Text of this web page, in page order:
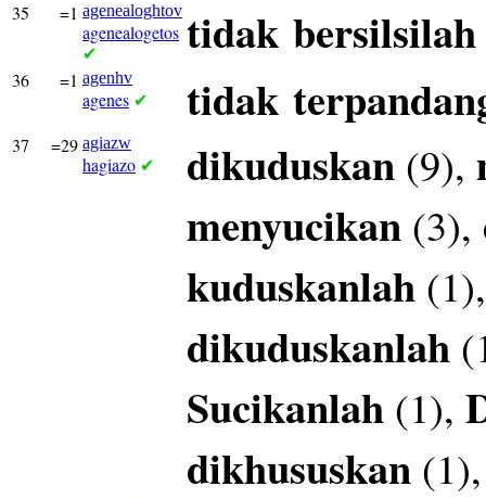
35 =1 agenealoghtov
agenealogetos
✔ tidak bersilsilah
36 =1 agenhv
agenes ✔ tidak
37 =29 agiazw
hagiazo ✔ dikuduskan (9),
menyucikan (3),
kuduskanlah
dikuduskanlah
Sucikanlah (1),
dikhususkan